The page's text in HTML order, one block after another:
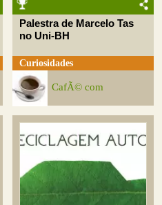
Palestra de Marcelo Tas
no Uni-BH
Curiosidades
CafÃ© com